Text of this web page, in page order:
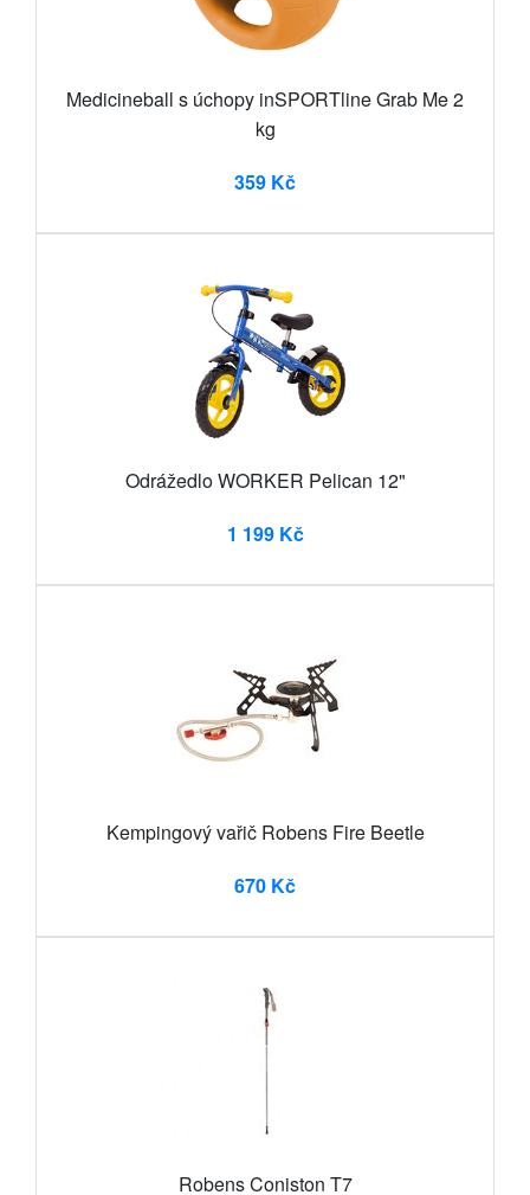
Medicineball s úchopy inSPORTline Grab Me 2
kg
359 Kč
Odrážedlo WORKER Pelican 12"
1 199 Kč
Kempingový vařič Robens Fire Beetle
670 Kč
Robens Coniston T7